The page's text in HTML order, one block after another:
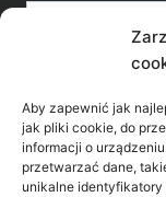
Aby zapewnić jak
jak pliki cookie, do
informacji o
przetwarzać dane,
unikalne
Archiwa
POZNAJ